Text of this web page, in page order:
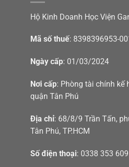
Hộ Kinh Doanh Học Viện
Mã số thuế: 8398396953-
Ngày cấp: 01/03/2024
Nơi cấp: Phòng tài chính kế
quận Tân Phú
Địa chỉ: 68/8/9 Trần Tấn,
Tân Phú, TP.HCM
Số điện thoại: 0338 353 609